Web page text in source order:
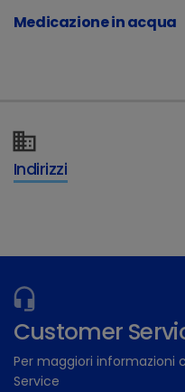
Medicazione in acqua
Indirizzi
Customer
Per maggiori
Service